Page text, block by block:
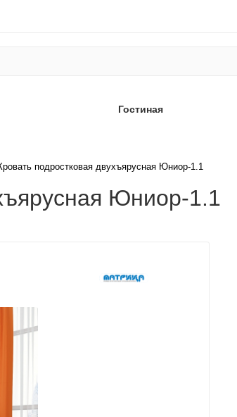
Гостиная
подростковая двухъярусная Юниор-1.1
Юниор-1.1